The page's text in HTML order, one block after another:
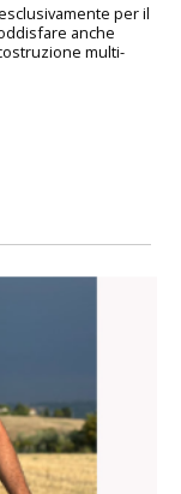
per il
anche
multi-